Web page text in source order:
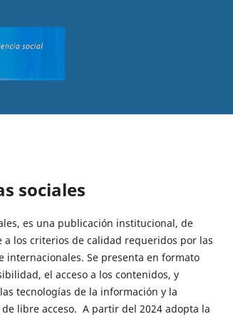
sociales
es una publicación institucional, de
los criterios de calidad requeridos por las
internacionales. Se presenta en formato
el acceso a los contenidos, y
tecnologías de la información y la
libre acceso. A partir del 2024 adopta la